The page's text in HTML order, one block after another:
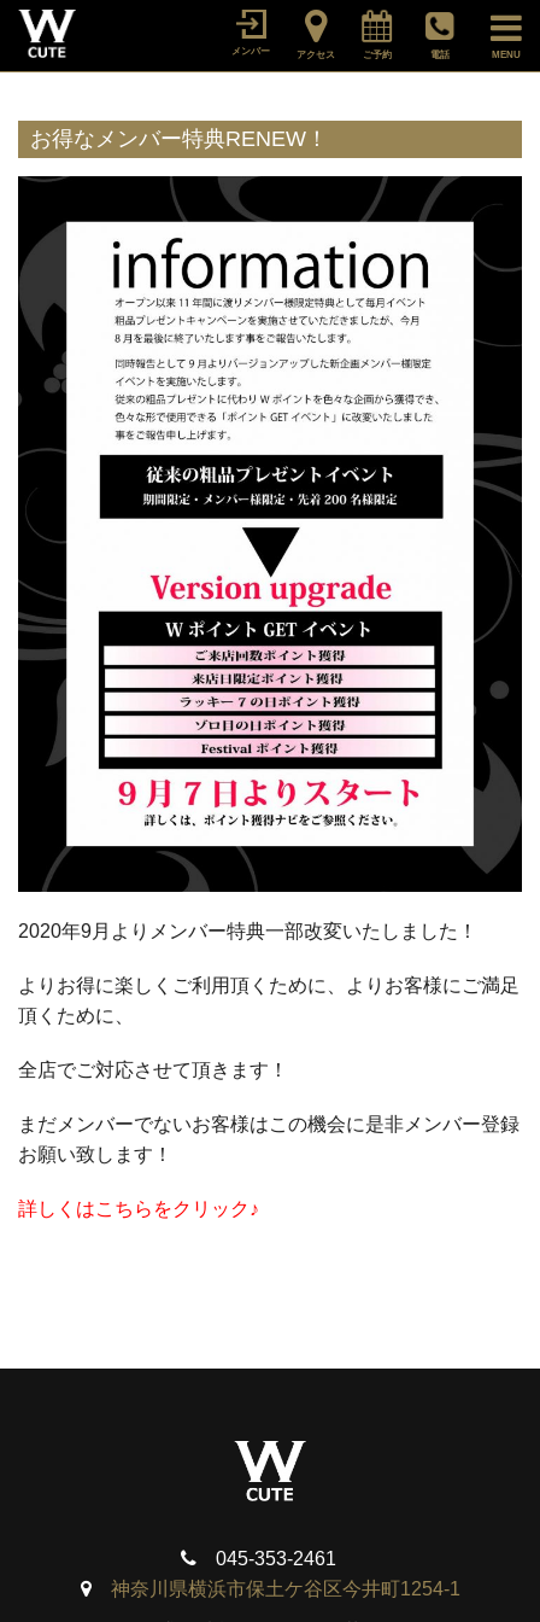
メンバー アクセス ご予約 電話 MENU
お得なメンバー特典RENEW！
2020年9月よりメンバー特典一部改変いたしました！
よりお得に楽しくご利用頂くために、よりお客様にご満足
頂くために、
全店でご対応させて頂きます！
まだメンバーでないお客様はこの機会に是非メンバー登録
お願い致します！
詳しくはこちらをクリック♪
045-353-2461
神奈川県横浜市保土ケ谷区今井町1254-1